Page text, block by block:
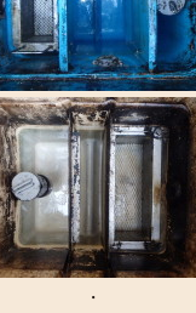
・